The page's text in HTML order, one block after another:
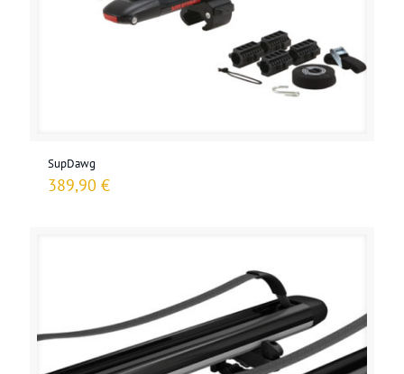
SupDawg
389,90 €